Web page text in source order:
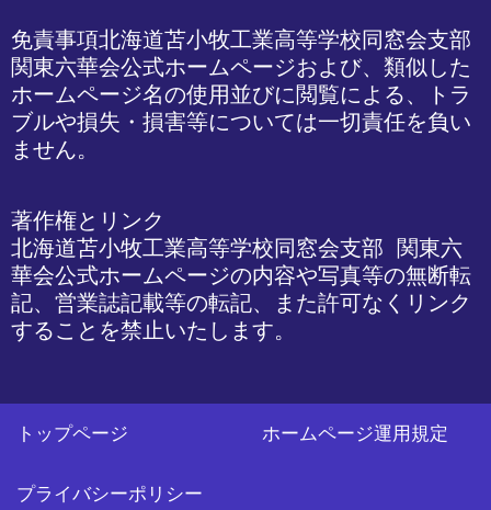
免責事項北海道苫小牧工業高等学校同窓会支部
関東六華会公式ホームページおよび、類似した
ホームページ名の使用並びに閲覧による、トラ
ブルや損失・損害等については一切責任を負い
ません。
著作権とリンク
北海道苫小牧工業高等学校同窓会支部 関東六
華会公式ホームページの内容や写真等の無断転
記、営業誌記載等の転記、また許可なくリンク
することを禁止いたします。
トップページ ホームページ運用規定
プライバシーポリシー